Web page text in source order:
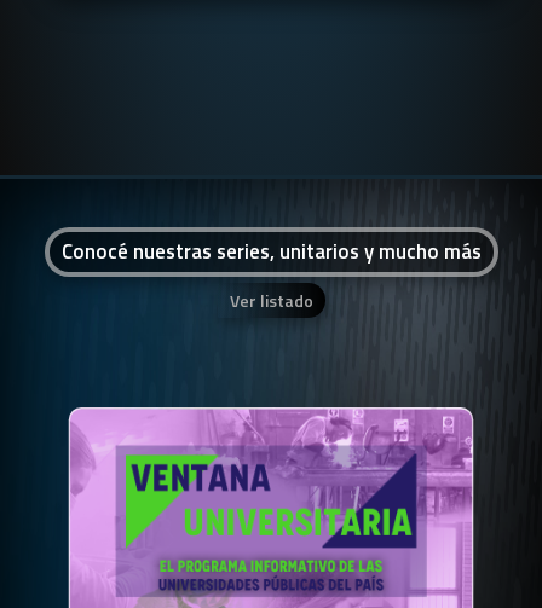
Conocé nuestras series, unitarios y mucho más
Ver listado